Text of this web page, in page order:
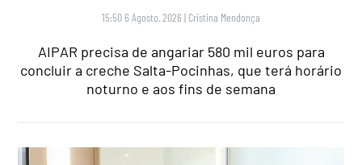
15:50 6 Agosto, 2026 | Cristina Mendonça
AIPAR precisa de angariar 580 mil euros para
concluir a creche Salta-Pocinhas, que terá horário
noturno e aos fins de semana